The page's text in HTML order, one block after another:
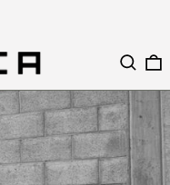
Buscar